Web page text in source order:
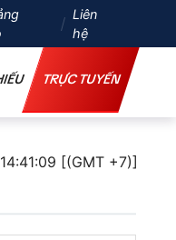
Liên
hệ
TRỰC TUYẾN
[(GMT +7)]